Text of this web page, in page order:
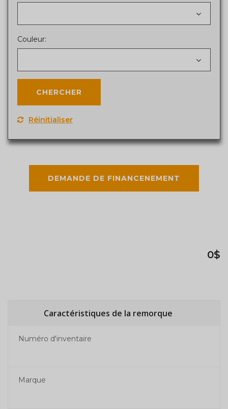
Couleur:
Réinitialiser
DEMANDE DE FINANCENEMENT
0$
Caractéristiques de la remorque
Numéro d'inventaire
Marque